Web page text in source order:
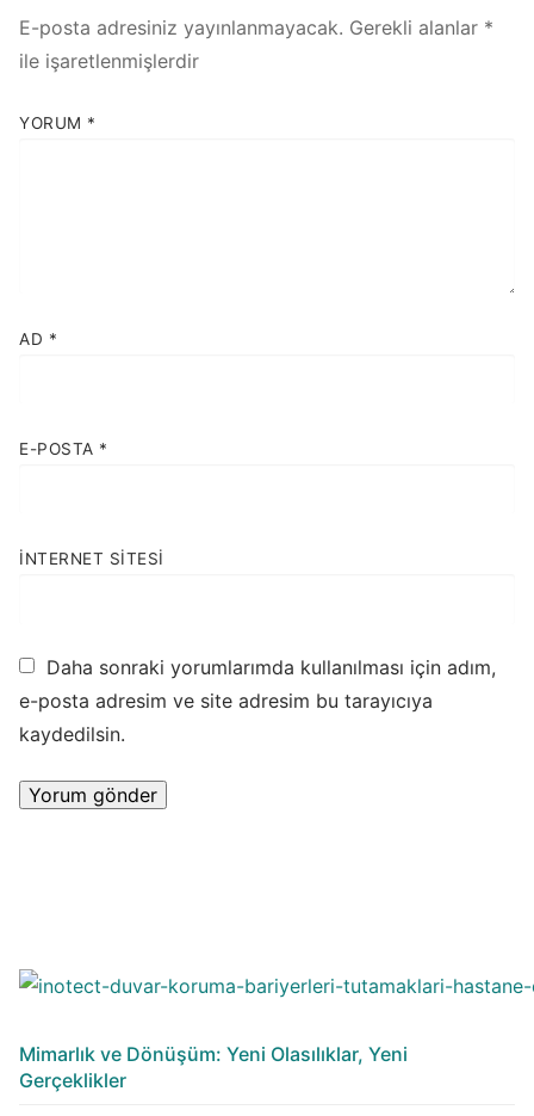
E-posta adresiniz yayınlanmayacak. Gerekli alanlar *
ile işaretlenmişlerdir
YORUM *
AD *
E-POSTA *
İNTERNET SITESI
Daha sonraki yorumlarımda kullanılması için adım,
e-posta adresim ve site adresim bu tarayıcıya
kaydedilsin.
Mimarlık ve Dönüşüm: Yeni Olasılıklar, Yeni
Gerçeklikler